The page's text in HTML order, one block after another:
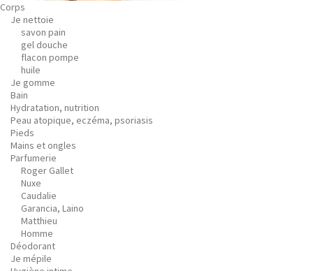
Corps
Je nettoie
savon pain
gel douche
flacon pompe
huile
Je gomme
Bain
Hydratation, nutrition
Peau atopique, eczéma, psoriasis
Pieds
Mains et ongles
Parfumerie
Roger Gallet
Nuxe
Caudalie
Garancia, Laino
Matthieu
Homme
Déodorant
Je mépile